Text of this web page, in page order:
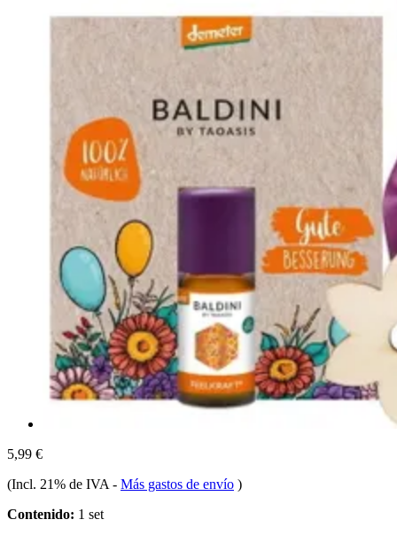
5,99 €
(Incl. 21% de IVA - Más gastos de envío )
Contenido: 1 set